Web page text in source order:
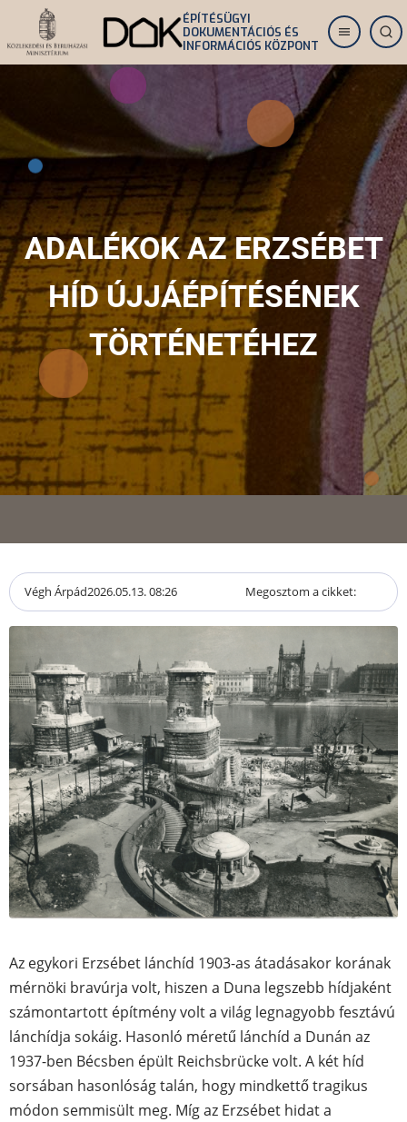
Ugrás
tartalomra
ÉPÍTÉSÜGYI
DOKUMENTÁCIÓS ÉS
INFORMÁCIÓS KÖZPONT
ADALÉKOK AZ ERZSÉBET
HÍD ÚJJÁÉPÍTÉSÉNEK
TÖRTÉNETÉHEZ
Végh Árpád2026.05.13. 08:26 Megosztom a cikket:
Az egykori Erzsébet lánchíd 1903-as átadásakor korának
mérnöki bravúrja volt, hiszen a Duna legszebb hídjaként
számontartott építmény volt a világ legnagyobb fesztávú
lánchídja sokáig. Hasonló méretű lánchíd a Dunán az
1937-ben Bécsben épült Reichsbrücke volt. A két híd
sorsában hasonlóság talán, hogy mindkettő tragikus
módon semmisült meg. Míg az Erzsébet hidat a